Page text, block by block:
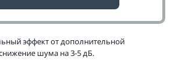
эффект от дополнительной
шума на 3-5 дБ.